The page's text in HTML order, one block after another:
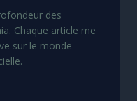
des
Chaque article me
sur le monde